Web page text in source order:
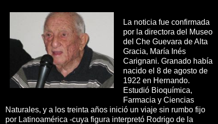
La noticia fue confirmada
por la directora del Museo
del Che Guevara de Alta
Gracia, María Inés
Carignani. Granado había
nacido el 8 de agosto de
1922 en Hernando.
Estudió Bioquímica,
Farmacia y Ciencias
Naturales, y a los treinta años inició un viaje sin rumbo fijo
por Latinoamérica -cuya figura interpretó Rodrigo de la